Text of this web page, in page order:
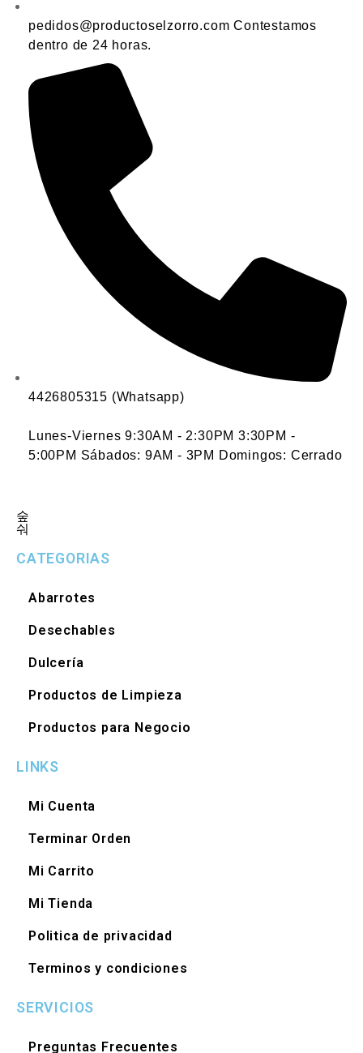
pedidos@productoselzorro.com Contestamos
dentro de 24 horas.
4426805315 (Whatsapp)
Lunes-Viernes 9:30AM - 2:30PM 3:30PM -
5:00PM Sábados: 9AM - 3PM Domingos: Cerrado
CATEGORIAS
Abarrotes
Desechables
Dulcería
Productos de Limpieza
Productos para Negocio
LINKS
Mi Cuenta
Terminar Orden
Mi Carrito
Mi Tienda
Politica de privacidad
Terminos y condiciones
SERVICIOS
Preguntas Frecuentes